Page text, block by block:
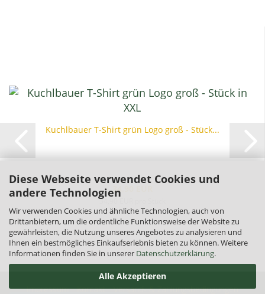
Diese Webseite verwendet Cookies und
andere Technologien
Wir verwenden Cookies und ähnliche Technologien, auch von
Drittanbietern, um die ordentliche Funktionsweise der Website zu
gewährleisten, die Nutzung unseres Angebotes zu analysieren und
Ihnen ein bestmögliches Einkaufserlebnis bieten zu können. Weitere
Informationen finden Sie in unserer Datenschutzerklärung.
Alle Akzeptieren
Kuchlbauer T-Shirt grün Logo groß - Stück...
34,90 EUR
34,90 EUR pro Stück
Impressum Kontakt Versand- & Zahlungsbedingungen